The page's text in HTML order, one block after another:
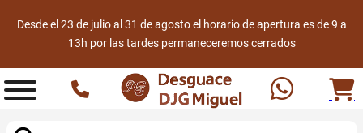
Desde el 23 de julio al 31 de agosto el horario de apertura es de 9 a
13h por las tardes permaneceremos cerrados